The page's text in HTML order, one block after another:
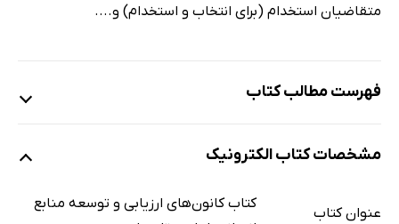
متقاضیان استخدام (برای انتخاب و استخدام) و....
فهرست مطالب کتاب
دیدگاه حاکم بر محتوای کتاب
مشخصات کتاب الکترونیک
عنوان کتاب
کتاب کانون‌های ارزیابی و توسعه منابع